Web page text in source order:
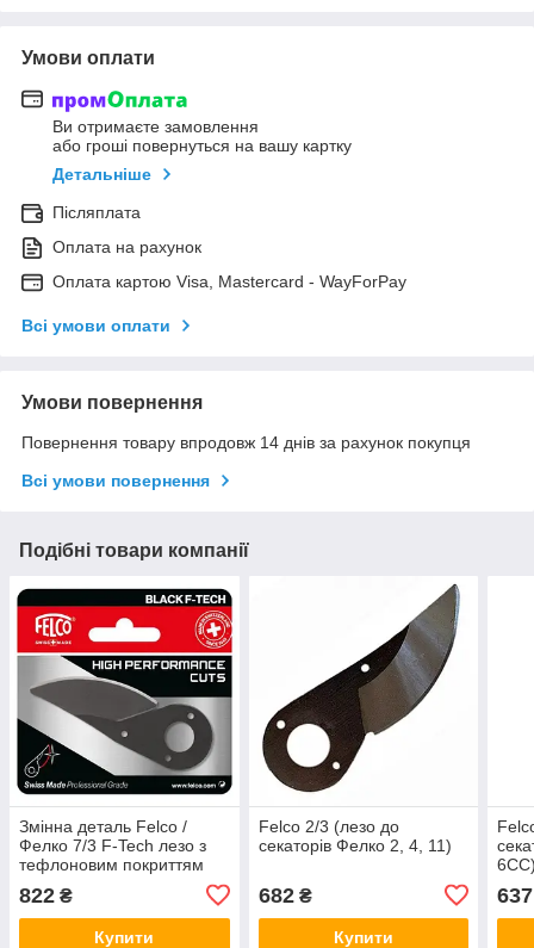
Умови оплати
Ви отримаєте замовлення
або гроші повернуться на вашу картку
Детальніше
Післяплата
Оплата на рахунок
Оплата картою Visa, Mastercard - WayForPay
Всі умови оплати
Умови повернення
Повернення товару впродовж 14 днів за рахунок покупця
Всі умови повернення
Подібні товари компанії
Змінна деталь Felco /
Фелко 7/3 F-Tech лезо з
тефлоновим покриттям
для секаторів Фелко 7, 8
(Швейцарія)
822 ₴
Купити
Felco 2/3 (лезо до
секаторів Фелко 2, 4, 11)
682₴
Купити
637